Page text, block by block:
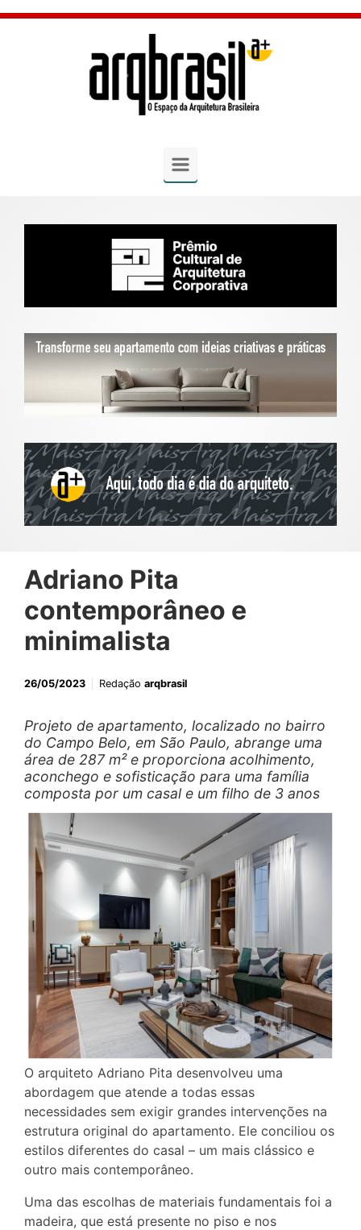
Skip to main content
Adriano Pita
contemporâneo e
minimalista
26/05/2023 Redação arqbrasil
Projeto de apartamento, localizado no bairro
do Campo Belo, em São Paulo, abrange uma
área de 287 m² e proporciona acolhimento,
aconchego e sofisticação para uma família
composta por um casal e um filho de 3 anos
O arquiteto Adriano Pita desenvolveu uma
abordagem que atende a todas essas
necessidades sem exigir grandes intervenções na
estrutura original do apartamento. Ele conciliou os
estilos diferentes do casal – um mais clássico e
outro mais contemporâneo.
Uma das escolhas de materiais fundamentais foi a
madeira, que está presente no piso e nos